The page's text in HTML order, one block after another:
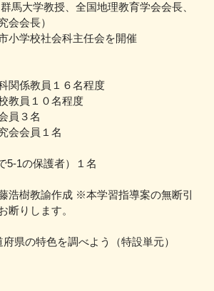
馬大学教授、全国地理教育学会会長、
会会長）
学校社会科主任会を開催
関係教員１６名程度
教員１０名程度
員３名
会会員１名
5-1の保護者）１名
浩樹教諭作成 ※本学習指導案の無断引
断りします。
県の特色を調べよう（特設単元）